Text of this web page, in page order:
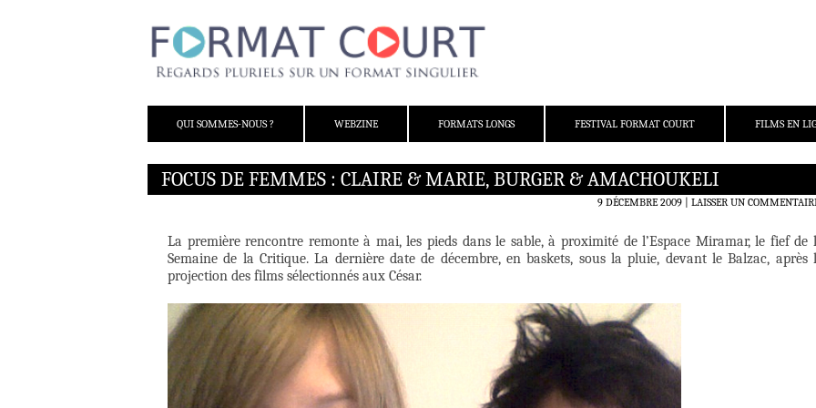
QUI SOMMES-NOUS ?
WEBZINE FORMATS LONGS FESTIVAL FORMAT COURT FILMS EN
FOCUS DE FEMMES : CLAIRE & MARIE, BURGER & AMACHOUKELI
9 DÉCEMBRE 2009 LAISSER UN
La première rencontre remonte à mai, les pieds dans le sable, à proximité de l’Espace Miramar, le fief de
Semaine de la Critique. La dernière date de décembre, en baskets, sous la pluie, devant le Balzac, après
projection des films sélectionnés aux César.